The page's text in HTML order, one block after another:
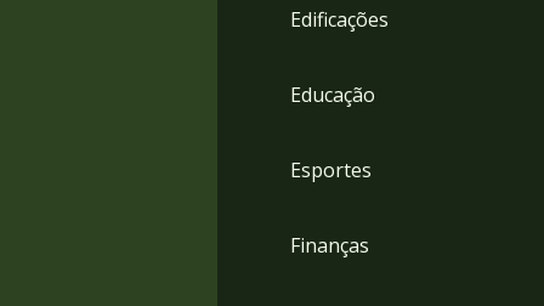
Edificações
Educação
Esportes
Finanças